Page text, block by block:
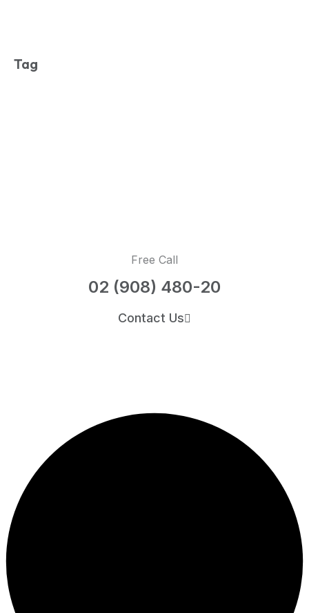
Tag
Free Call
02 (908) 480-20
Contact Us